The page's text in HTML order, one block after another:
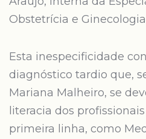
Obstetrícia e
Esta inespecificidade
diagnóstico tardio que,
Mariana Malheiro, se
literacia dos
primeira linha, como